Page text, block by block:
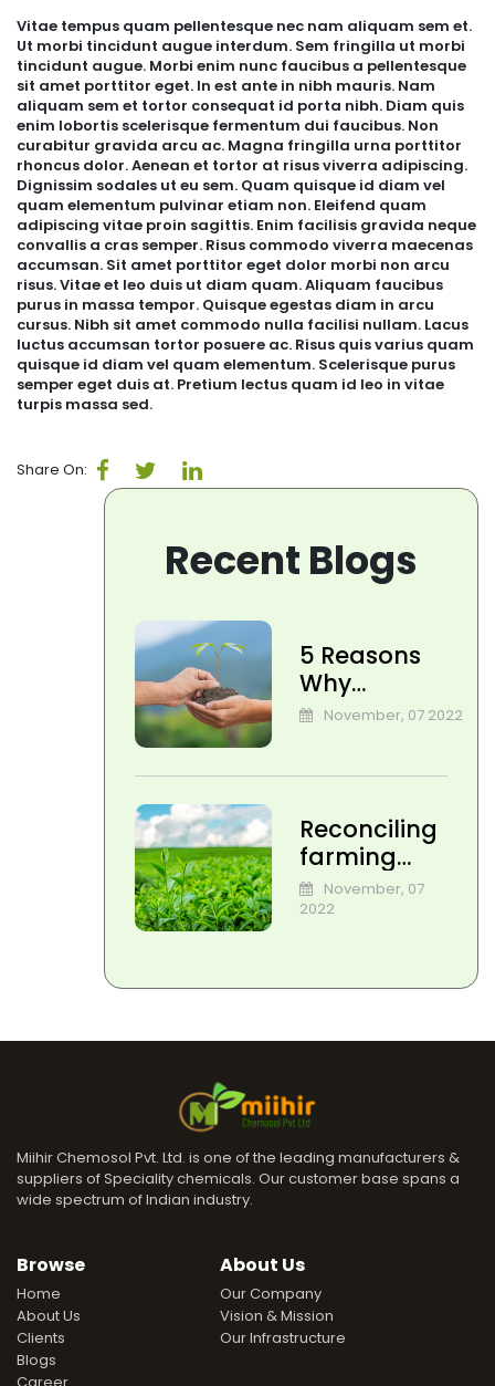
Vitae tempus quam pellentesque nec nam aliquam sem et.
Ut morbi tincidunt augue interdum. Sem fringilla ut morbi
tincidunt augue. Morbi enim nunc faucibus a pellentesque
sit amet porttitor eget. In est ante in nibh mauris. Nam
aliquam sem et tortor consequat id porta nibh. Diam quis
enim lobortis scelerisque fermentum dui faucibus. Non
curabitur gravida arcu ac. Magna fringilla urna porttitor
rhoncus dolor. Aenean et tortor at risus viverra adipiscing.
Dignissim sodales ut eu sem. Quam quisque id diam vel
quam elementum pulvinar etiam non. Eleifend quam
adipiscing vitae proin sagittis. Enim facilisis gravida neque
convallis a cras semper. Risus commodo viverra maecenas
accumsan. Sit amet porttitor eget dolor morbi non arcu
risus. Vitae et leo duis ut diam quam. Aliquam faucibus
purus in massa tempor. Quisque egestas diam in arcu
cursus. Nibh sit amet commodo nulla facilisi nullam. Lacus
luctus accumsan tortor posuere ac. Risus quis varius quam
quisque id diam vel quam elementum. Scelerisque purus
semper eget duis at. Pretium lectus quam id leo in vitae
turpis massa sed.
Share On:
Recent Blogs
5 Reasons
Why
Fertilizers are
November, 07 2022
Reconciling
farming
and air
quality
November, 07
2022
Miihir Chemosol Pvt. Ltd. is one of the leading manufacturers &
suppliers of Speciality chemicals. Our customer base spans a
wide spectrum of Indian industry.
Browse
Home
About Us
Clients
Blogs
About Us
Our Company
Vision & Mission
Our Infrastructure